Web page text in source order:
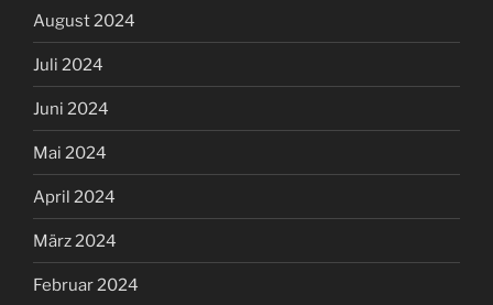
Mai 2023
April 2023
März 2023
Februar 2023
Januar 2023
Dezember 2022
November 2022